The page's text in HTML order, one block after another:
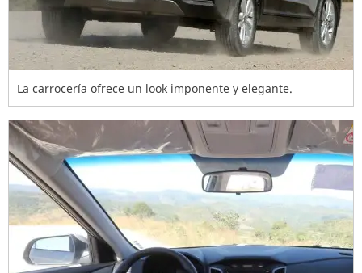
La carrocería ofrece un look imponente y elegante.